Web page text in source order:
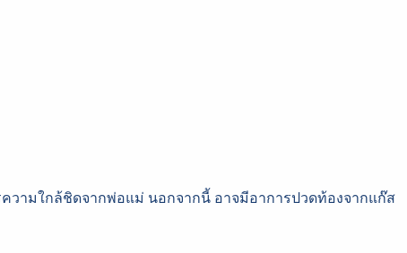
วามใกล้ชิดจากพ่อแม่ นอกจากนี้ อาจมีอาการปวดท้องจากแก๊ส